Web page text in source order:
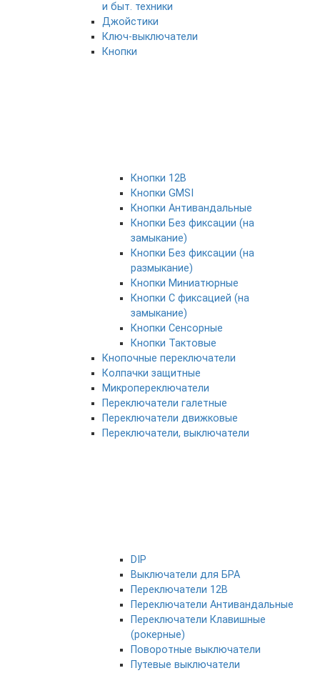
и быт. техники
Джойстики
Ключ-выключатели
Кнопки
Кнопки 12В
Кнопки GMSI
Кнопки Антивандальные
Кнопки Без фиксации (на
замыкание)
Кнопки Без фиксации (на
размыкание)
Кнопки Миниатюрные
Кнопки С фиксацией (на
замыкание)
Кнопки Сенсорные
Кнопки Тактовые
Кнопочные переключатели
Колпачки защитные
Микропереключатели
Переключатели галетные
Переключатели движковые
Переключатели, выключатели
DIP
Выключатели для БРА
Переключатели 12В
Переключатели Антивандальные
Переключатели Клавишные
(рокерные)
Поворотные выключатели
Путевые выключатели